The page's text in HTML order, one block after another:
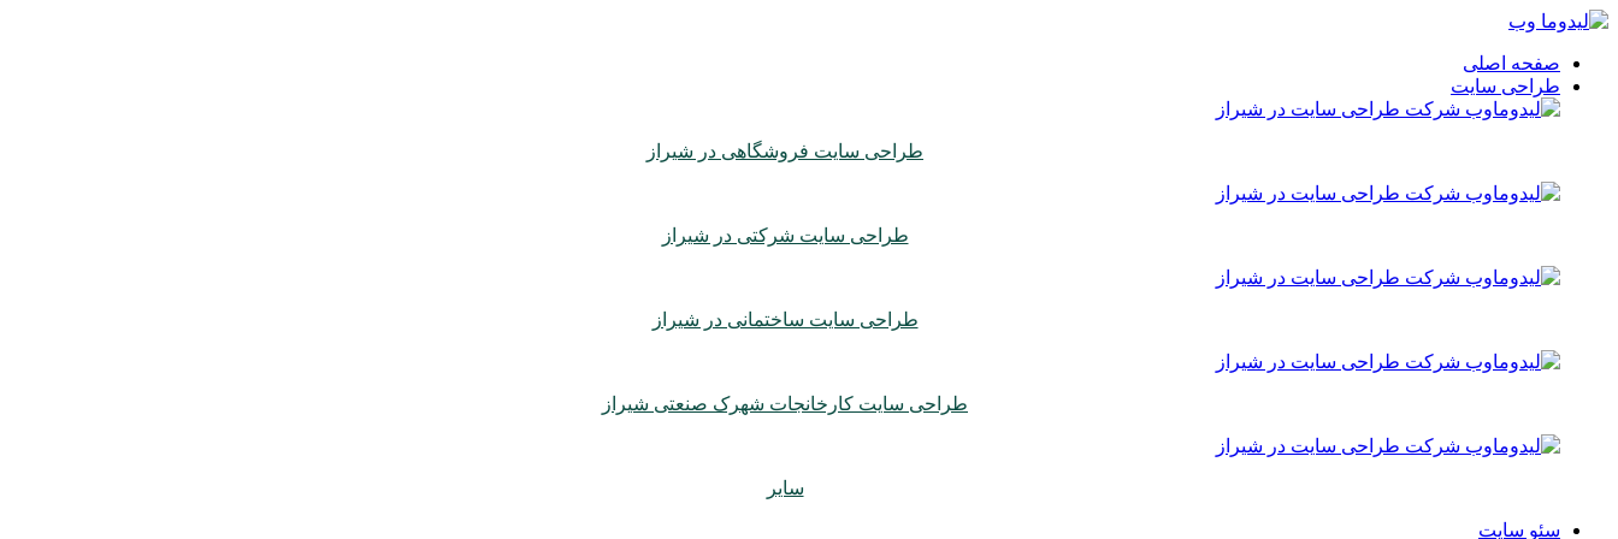
صفحه اصلی
طراحی سایت
طراحی سایت فروشگاهی در شیراز
طراحی سایت شرکتی در شیراز
طراحی سایت ساختمانی در شیراز
طراحی سایت کارخانجات شهرک صنعتی شیراز
سایر
سئو سایت